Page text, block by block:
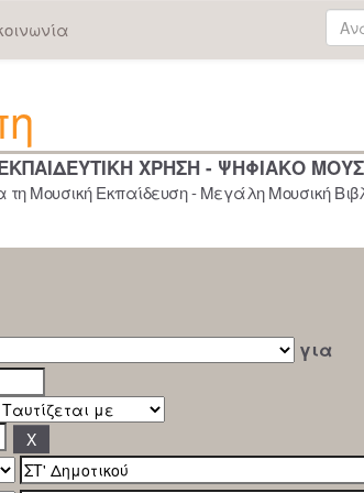
ΧΡΗΣΗ - ΨΗΦΙΑΚΟ
Μουσική Εκπαίδευση - Μεγάλη Μουσική
για